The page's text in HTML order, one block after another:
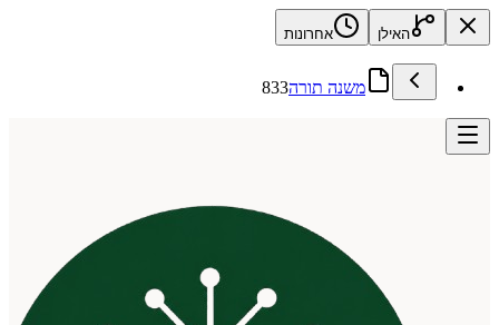
האילן אחרונות
משנה תורה833